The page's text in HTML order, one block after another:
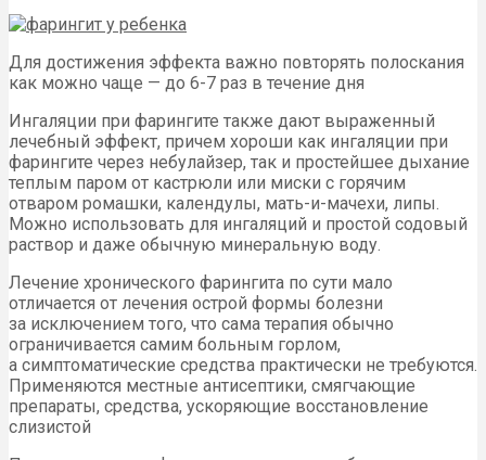
Для достижения эффекта важно повторять полоскания
как можно чаще — до 6-7 раз в течение дня
Ингаляции при фарингите также дают выраженный
лечебный эффект, причем хороши как ингаляции при
фарингите через небулайзер, так и простейшее дыхание
теплым паром от кастрюли или миски с горячим
отваром ромашки, календулы, мать-и-мачехи, липы.
Можно использовать для ингаляций и простой содовый
раствор и даже обычную минеральную воду.
Лечение хронического фарингита по сути мало
отличается от лечения острой формы болезни
за исключением того, что сама терапия обычно
ограничивается самим больным горлом,
а симптоматические средства практически не требуются.
Применяются местные антисептики, смягчающие
препараты, средства, ускоряющие восстановление
слизистой